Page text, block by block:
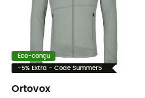
Eco-conçu
-5% Extra - Code Summer5
Ortovox